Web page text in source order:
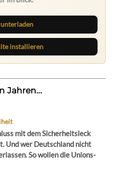
auf dem Laufenden.
installieren
Jahren...
mit dem Sicherheitsleck
Und wer Deutschland nicht
So wollen die Unions-